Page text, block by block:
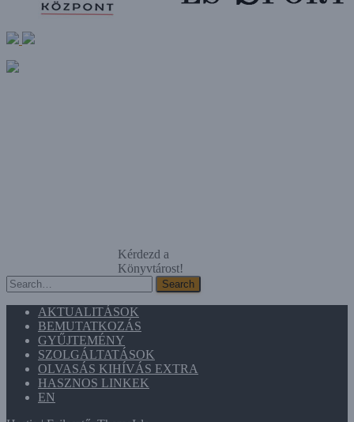
Kérdezd a
Könyvtárost!
Search
Search
AKTUALITÁSOK
BEMUTATKOZÁS
GYŰJTEMÉNY
SZOLGÁLTATÁSOK
OLVASÁS KIHÍVÁS EXTRA
HASZNOS LINKEK
EN